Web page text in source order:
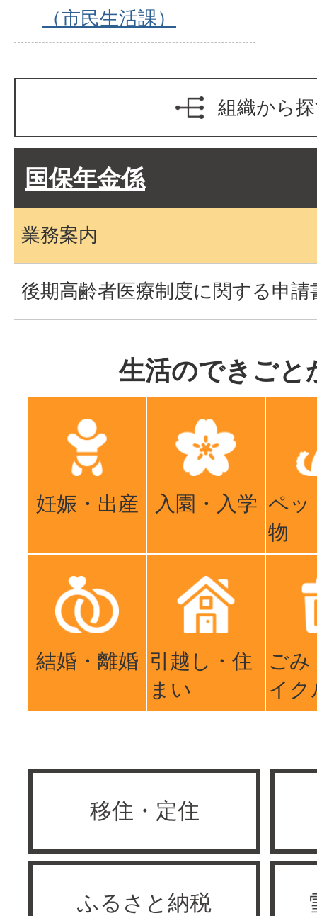
（市民生活課）
組織から
国保年金係
業務案内
後期高齢者医療制度に関する申請
生活のできごと
妊娠・出産 入園・入学 ペッ
物
結婚・離婚 引越し・住
まい
ごみ
イク
移住・定住
ふるさと納税